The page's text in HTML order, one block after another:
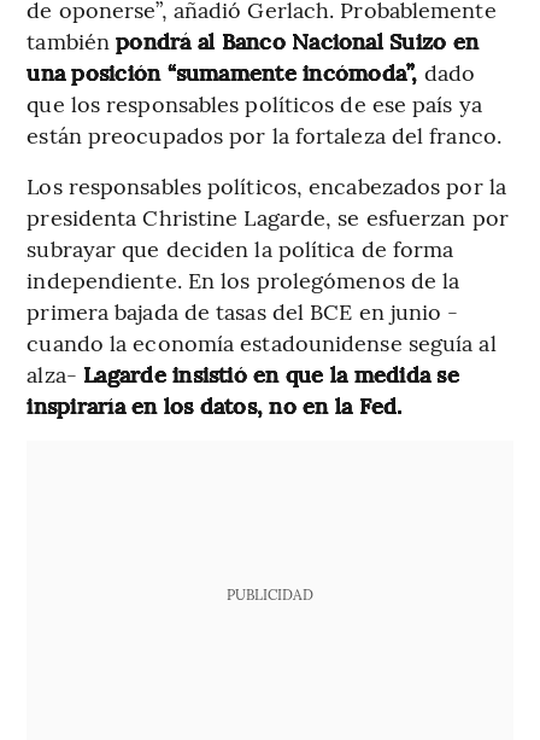
de oponerse”, añadió Gerlach. Probablemente
tambiénpondrá al Banco Nacional Suizo en
una posición “sumamente incómoda”, dado
que los responsables políticos de ese país ya
están preocupados por la fortaleza del franco.
Los responsables políticos, encabezados por la
presidenta Christine Lagarde, se esfuerzan por
subrayar que deciden la política de forma
independiente. En los prolegómenos de la
primera bajada de tasas del BCE en junio -
cuando la economía estadounidense seguía al
alza- Lagarde insistió en que la medida se
inspiraría en los datos, no en la Fed.
PUBLICIDAD